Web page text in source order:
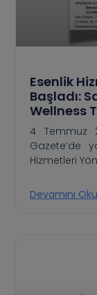
Esenlik
Başladı:
Wellness
4 Temmuz
Gazete’de
Hizmetleri
Devamını